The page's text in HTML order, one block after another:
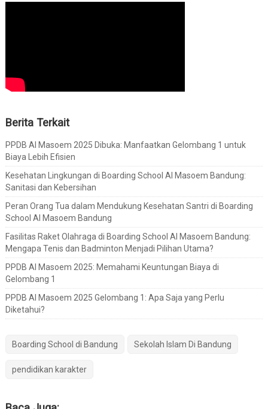
Berita Terkait
PPDB Al Masoem 2025 Dibuka: Manfaatkan Gelombang 1 untuk
Biaya Lebih Efisien
Kesehatan Lingkungan di Boarding School Al Masoem Bandung:
Sanitasi dan Kebersihan
Peran Orang Tua dalam Mendukung Kesehatan Santri di Boarding
School Al Masoem Bandung
Fasilitas Raket Olahraga di Boarding School Al Masoem Bandung:
Mengapa Tenis dan Badminton Menjadi Pilihan Utama?
PPDB Al Masoem 2025: Memahami Keuntungan Biaya di
Gelombang 1
PPDB Al Masoem 2025 Gelombang 1: Apa Saja yang Perlu
Diketahui?
Boarding School di Bandung Sekolah Islam Di Bandung
pendidikan karakter